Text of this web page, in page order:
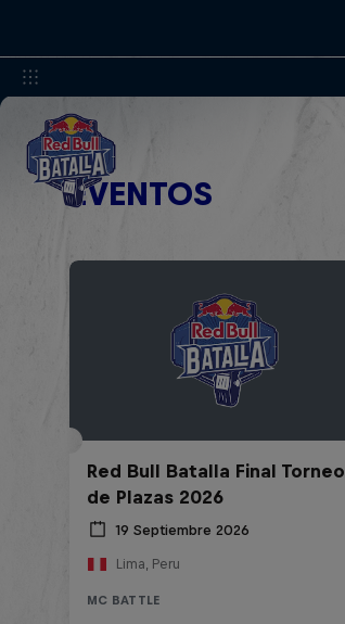
EVENTOS
Red Bull Batalla Final Torneo
de Plazas 2026
19 Septiembre 2026
Lima, Peru
MC BATTLE